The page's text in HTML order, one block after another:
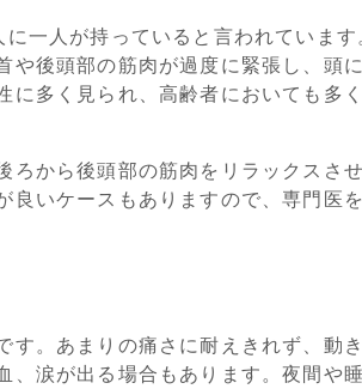
一人が持っていると言われています
や後頭部の筋肉が過度に緊張し、頭
に多く見られ、高齢者においても多
から後頭部の筋肉をリラックスさ
いケースもありますので、専門医
。あまりの痛さに耐えきれず、動
、涙が出る場合もあります。夜間や